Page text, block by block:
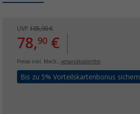
UVP 105,90 €
78,90 €
Preise inkl. MwSt., versandkostenfrei
Bis zu 5% Vorteilskartenbonus sichern